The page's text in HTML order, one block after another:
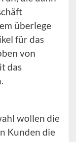
überlege
für das
von
das
wollen die
Kunden die